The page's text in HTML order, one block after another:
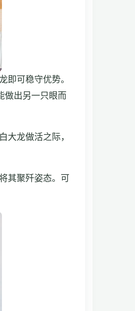
即可稳守优势。
做出另一只眼而
大龙做活之际，
其聚歼姿态。可